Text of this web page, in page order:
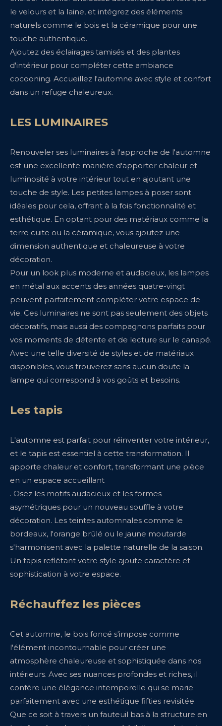
le velours et la laine, et intégrez des éléments
naturels comme le bois et la céramique pour une
touche authentique.
Ajoutez des éclairages tamisés et des plantes
d'intérieur pour compléter cette ambiance
cocooning. Accueillez l'automne avec style et confort
dans un refuge chaleureux.
LES LUMINAIRES
Renouveler ses luminaires à l'approche de l'automne
est une excellente manière d'apporter chaleur et
luminosité à votre intérieur tout en ajoutant une
touche de style. Les petites lampes à poser sont
idéales pour cela, offrant à la fois fonctionnalité et
esthétique. En optant pour des matériaux comme la
terre cuite ou la céramique, vous ajoutez une
dimension authentique et chaleureuse à votre
décoration.
Pour un look plus moderne et audacieux, les lampes
en métal aux accents des années quatre-vingt
peuvent parfaitement compléter votre espace de
vie. Ces luminaires ne sont pas seulement des objets
décoratifs, mais aussi des compagnons parfaits pour
vos moments de détente et de lecture sur le canapé.
Avec une telle diversité de styles et de matériaux
disponibles, vous trouverez sans aucun doute la
lampe qui correspond à vos goûts et besoins.
Les tapis
L'automne est parfait pour réinventer votre intérieur,
et le tapis est essentiel à cette transformation. Il
apporte chaleur et confort, transformant une pièce
en un espace accueillant
. Osez les motifs audacieux et les formes
asymétriques pour un nouveau souffle à votre
décoration. Les teintes automnales comme le
bordeaux, l'orange brûlé ou le jaune moutarde
s'harmonisent avec la palette naturelle de la saison.
Un tapis reflétant votre style ajoute caractère et
sophistication à votre espace.
Réchauffez les pièces
Cet automne, le bois foncé s'impose comme
l'élément incontournable pour créer une
atmosphère chaleureuse et sophistiquée dans nos
intérieurs. Avec ses nuances profondes et riches, il
confère une élégance intemporelle qui se marie
parfaitement avec une esthétique fifties revisitée.
Que ce soit à travers un fauteuil bas à la structure en